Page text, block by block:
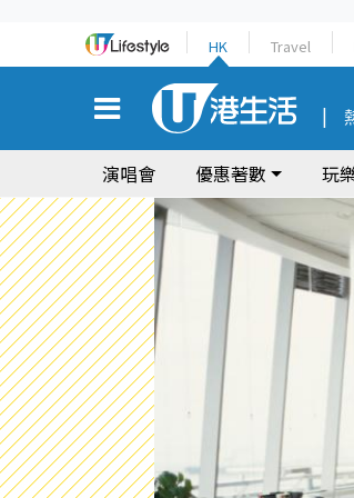
HK Travel
演唱會 優惠著數 玩